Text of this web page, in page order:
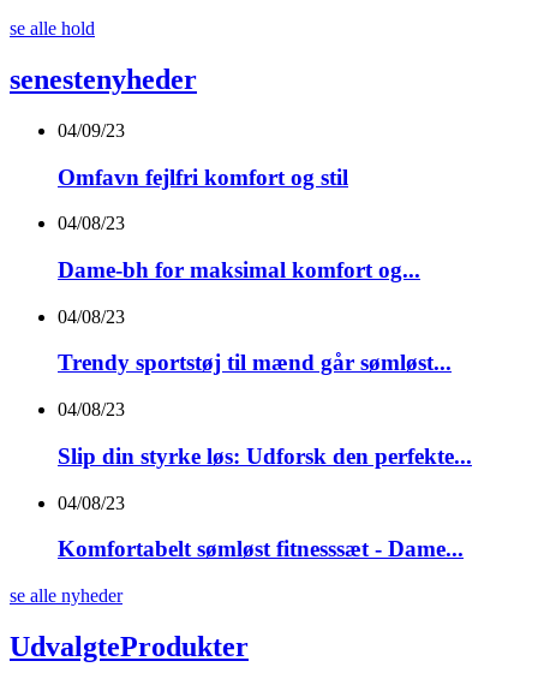
se alle hold
senestenyheder
04/09/23
Omfavn fejlfri komfort og stil
04/08/23
Dame-bh for maksimal komfort og...
04/08/23
Trendy sportstøj til mænd går sømløst...
04/08/23
Slip din styrke løs: Udforsk den perfekte...
04/08/23
Komfortabelt sømløst fitnesssæt - Dame...
se alle nyheder
UdvalgteProdukter